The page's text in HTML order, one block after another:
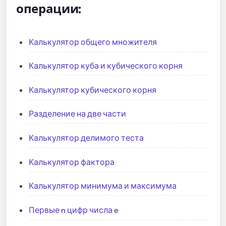
операции:
Калькулятор общего множителя
Калькулятор куба и кубического корня
Калькулятор кубического корня
Разделение на две части
Калькулятор делимого теста
Калькулятор фактора
Калькулятор минимума и максимума
Первые n цифр числа e